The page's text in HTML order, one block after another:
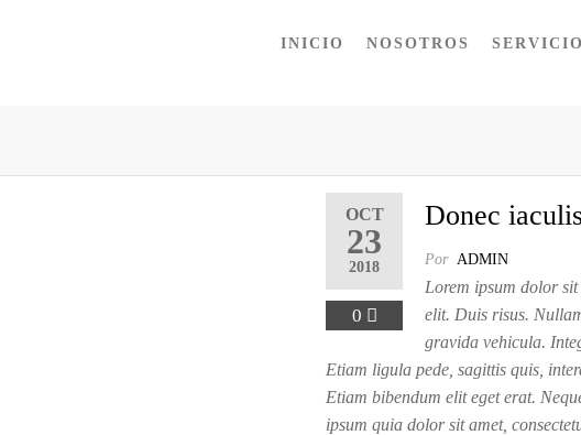
INICIO NOSOTROS
OCT
23
2018
0
Donec
Por ADMIN
Lorem ipsum dolor
elit. Duis risus.
gravida vehicula.
Etiam ligula pede, sagittis quis,
Etiam bibendum elit eget erat.
ipsum quia dolor sit amet,